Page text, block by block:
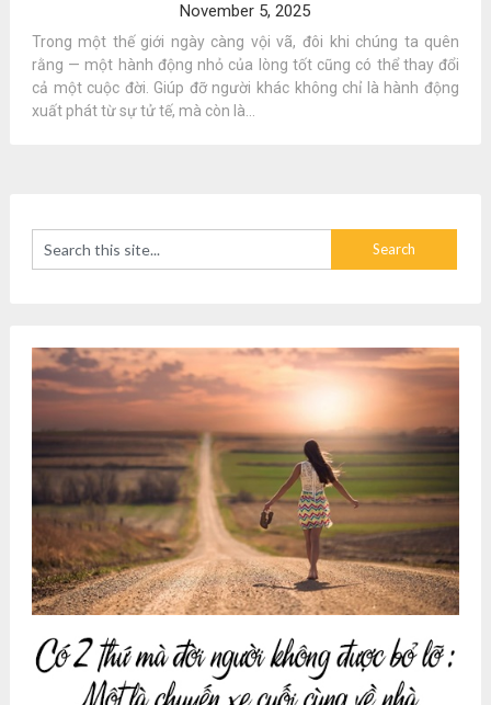
November 5, 2025
Trong một thế giới ngày càng vội vã, đôi khi chúng ta quên
rằng — một hành động nhỏ của lòng tốt cũng có thể thay đổi
cả một cuộc đời. Giúp đỡ người khác không chỉ là hành động
xuất phát từ sự tử tế, mà còn là...